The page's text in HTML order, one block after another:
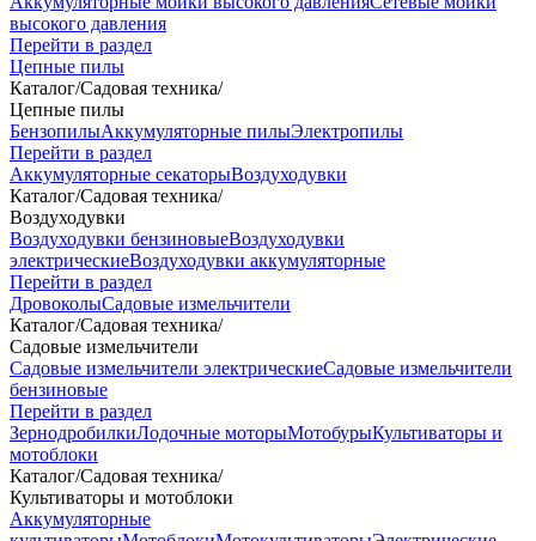
высокого давления
Перейти в раздел
Цепные пилы
Каталог/Садовая техника/
Цепные пилы
БензопилыАккумуляторные пилыЭлектропилы
Перейти в раздел
Аккумуляторные секаторыВоздуходувки
Каталог/Садовая техника/
Воздуходувки
Воздуходувки бензиновыеВоздуходувки
электрическиеВоздуходувки аккумуляторные
Перейти в раздел
ДровоколыСадовые измельчители
Каталог/Садовая техника/
Садовые измельчители
Садовые измельчители электрическиеСадовые измельчители
бензиновые
Перейти в раздел
ЗернодробилкиЛодочные моторыМотобурыКультиваторы и
мотоблоки
Каталог/Садовая техника/
Культиваторы и мотоблоки
Аккумуляторные